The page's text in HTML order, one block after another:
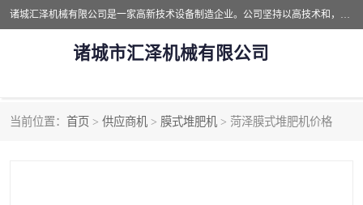
诸城汇泽机械有限公司是一家高新技术设备制造企业。公司坚持以高技术和，高服务于用户，以的环保机械制造设备赢的用户的信赖。现在主要生产死亡畜禽无害化处理和立式和卧式有机肥设备，搅拌机，烘干机，高温发酵机等。污水处理设备，固液分离机。气浮机，化制机等。公司秉承品质，用户至上，科技创新的经营理。
诸城市汇泽机械有限公司
当前位置： 首页 > 供应商机 > 膜式堆肥机 > 菏泽膜式堆肥机价格